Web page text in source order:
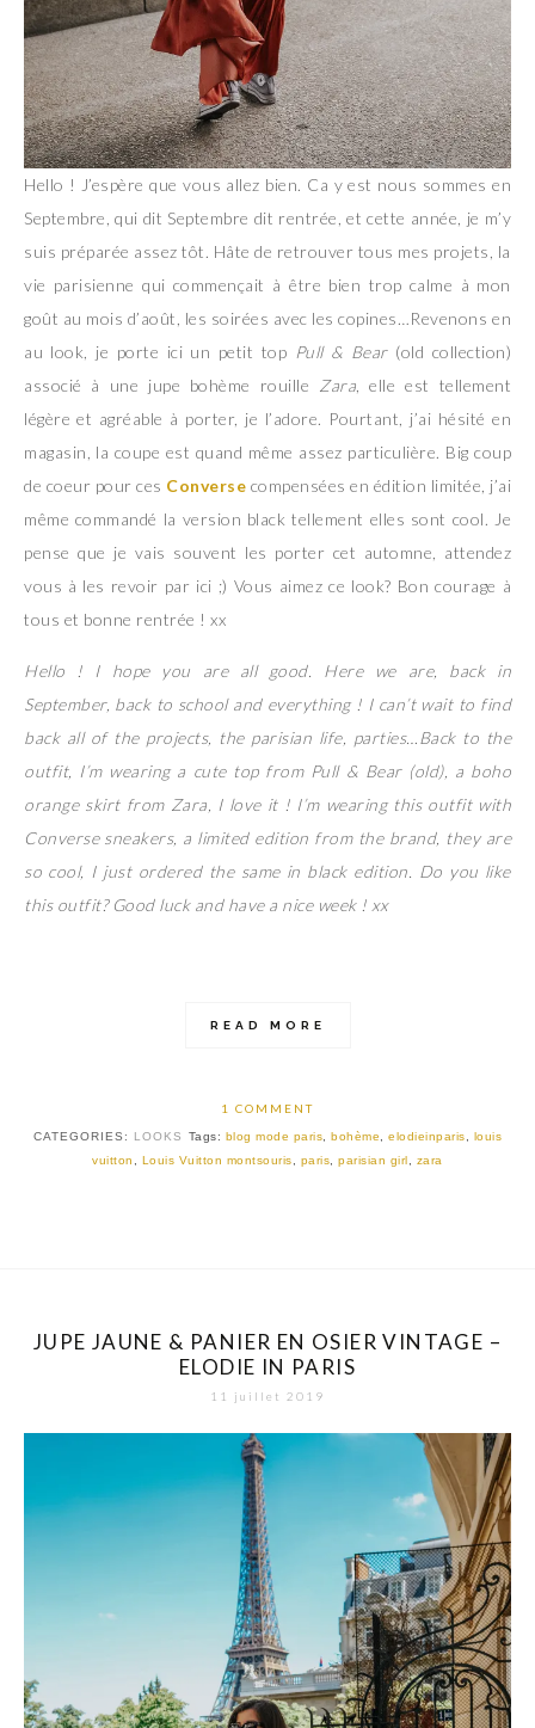
Hello ! J’espère que vous allez bien. Ca y est nous sommes en
Septembre, qui dit Septembre dit rentrée, et cette année, je m’y
suis préparée assez tôt. Hâte de retrouver tous mes projets, la
vie parisienne qui commençait à être bien trop calme à mon
goût au mois d’août, les soirées avec les copines…Revenons en
au look, je porte ici un petit top Pull & Bear (old collection)
associé à une jupe bohème rouille
Zara , elle est tellement
légère et agréable à porter, je l’adore. Pourtant, j’ai hésité en
magasin, la coupe est quand même assez particulière. Big coup
de coeur pour ces Converse compensées en édition limitée, j’ai
même commandé la version black tellement elles sont cool. Je
pense que je vais souvent les porter cet automne, attendez
vous à les revoir par ici ;) Vous aimez ce look? Bon courage à
tous et bonne rentrée ! xx
Hello ! I hope you are all good. Here we are, back in
September, back to school and everything ! I can’t wait to find
back all of the projects, the parisian life, parties…Back to the
outfit, I’m wearing a cute top from Pull & Bear (old), a boho
orange skirt from Zara, I love it ! I’m wearing this outfit with
Converse sneakers, a limited edition from the brand, they are
so cool, I just ordered the same in black edition. Do you like
this outfit? Good luck and have a nice week ! xx
READ MORE
1 COMMENT
CATEGORIES: LOOKS Tags: blog mode paris ,bohème ,elodieinparis
louis
vuitton
Louis Vuitton montsouris paris ,parisian girl zara
JUPE JAUNE & PANIER EN OSIER VINTAGE –
ELODIE IN PARIS
11 juillet 2019